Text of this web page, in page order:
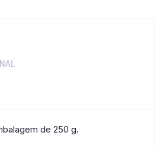
de 250 g.